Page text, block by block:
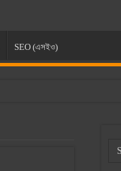
SEO (এসইও)